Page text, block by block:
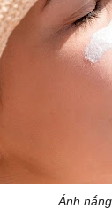
Ánh